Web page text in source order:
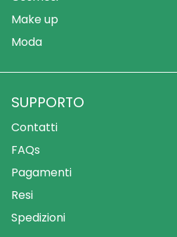
Make up
Moda
SUPPORTO
Contatti
FAQs
Pagamenti
Resi
Spedizioni